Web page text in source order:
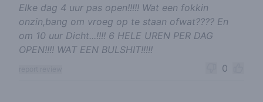
Elke dag 4 uur pas open!!!!! Wat een fokkin
onzin,bang om vroeg op te staan ofwat???? En
om 10 uur Dicht...!!!! 6 HELE UREN PER DAG
OPEN!!!! WAT EEN BULSHIT!!!!!
0